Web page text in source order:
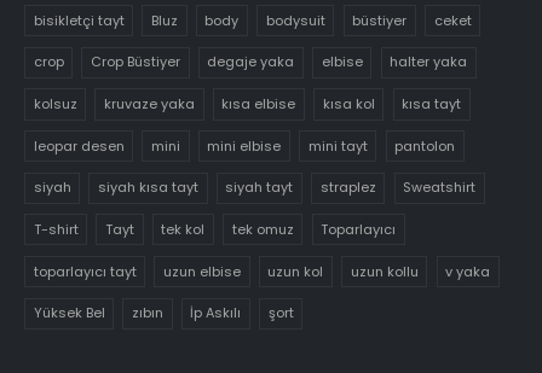
bisikletçi tayt Bluz body bodysuit büstiyer ceket
crop Crop Büstiyer degaje yaka elbise halter yaka
kolsuz kruvaze yaka kısa elbise kısa kol kısa tayt
leopar desen mini mini elbise mini tayt pantolon
siyah siyah kısa tayt siyah tayt straplez Sweatshirt
T-shirt Tayt tek kol tek omuz Toparlayıcı
toparlayıcı tayt uzun elbise uzun kol uzun kollu v yaka
Yüksek Bel zıbın İp Askılı şort